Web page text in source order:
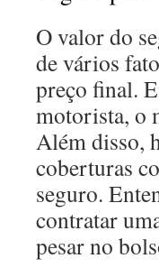
O valor do
de vários
preço final.
motorista, o
Além disso,
coberturas
seguro.
contratar
pesar no